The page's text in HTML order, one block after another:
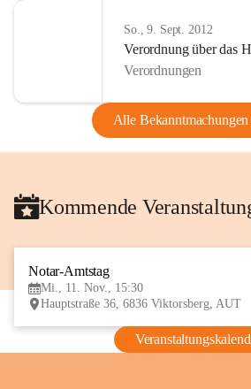
So., 9. Sept. 2012
Verordnung über das
Verordnungen
Alle Bekanntmachungen
Kommende
Notar-Amtstag
Mi., 11. Nov., 15:30
Hauptstraße 36, 6836 Viktorsberg, AUT